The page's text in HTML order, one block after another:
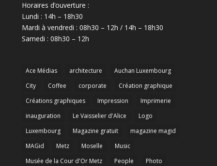
Horaires d’ouverture :
Lundi : 14h – 18h30
Mardi à vendredi : 08h30 – 12h / 14h – 18h30
Samedi : 08h30 – 12h
Ace Médias architecture
Auchan Luxembourg
City
Coffee corporate
Création graphique
Créations graphiques
Impression
Imprimerie
inauguration
Le Vaisselier d'Alice
Logo
Luxembourg
Magazine gratuit
magazine magid
MAGid
Metz Moselle
Music
Musée de la Cour d'Or Metz
People
Photo